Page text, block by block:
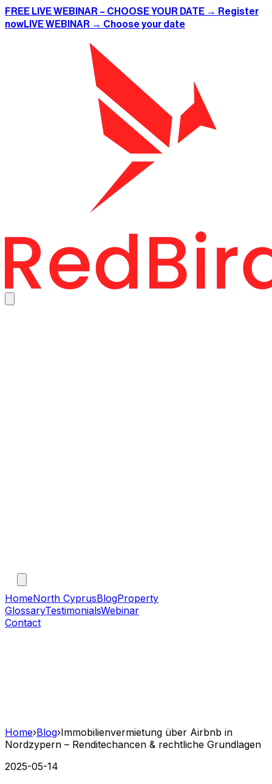
FREE LIVE WEBINAR – CHOOSE YOUR DATE → Register
nowLIVE WEBINAR → Choose your date
HomeNorth CyprusBlogProperty
GlossaryTestimonialsWebinar
Contact
Home›Blog›Immobilienvermietung über Airbnb in
Nordzypern – Renditechancen & rechtliche Grundlagen
2025-05-14